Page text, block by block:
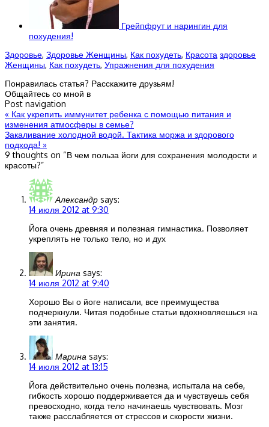
Грейпфрут и нарингин для
похудения!
Здоровье, Здоровье Женщины, Как похудеть, Красота здоровье
Женщины, Как похудеть, Упражнения для похудения
Понравилась статья? Расскажите друзьям!
Общайтесь со мной в
Post navigation
« Как укрепить иммунитет ребенка с помощью питания и
изменения атмосферы в семье?
Закаливание холодной водой. Тактика моржа и здорового
подхода! »
9 thoughts on “В чем польза йоги для сохранения молодости и
красоты?”
Александр says:
14 июля 2012 at 9:30
Йога очень древняя и полезная гимнастика. Позволяет
укреплять не только тело, но и дух
Ирина says:
14 июля 2012 at 9:40
Хорошо Вы о йоге написали, все преимущества
подчеркнули. Читая подобные статьи вдохновляешься на
эти занятия.
Марина says:
14 июля 2012 at 13:15
Йога действительно очень полезна, испытала на себе,
гибкость хорошо поддерживается да и чувствуешь себя
превосходно, когда тело начинаешь чувствовать. Мозг
также расслабляется от стрессов и скорости жизни.